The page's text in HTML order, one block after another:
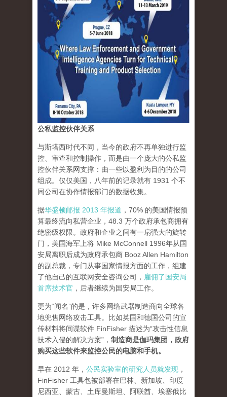
公私监控伙伴关系
与斯塔西时代不同，当今的政府不再单独进行监
控、审查和控制操作，而是由一个庞大的公私监
控伙伴关系网支撑：由一些以盈利为目的的公司
组成。仅仅美国，八年前的记录就有 1931 个不
同公司在协作情报部门的数据收集。
据华盛顿邮报 2013 年报道 ，70% 的美国情报预
算最终流向私营企业，48.3 万个政府承包商拥有
绝密级权限。政府和企业之间有一扇强大的旋转
门，美国海军上将 Mike McConnell 1996年从国
安局离职后成为政府承包商 Booz Allen Hamilton
的副总裁，专门从事国家情报方面的工作，组建
了他自己的互联网安全咨询公司， 雇佣了国安局
首席技术官 ，后者继续为国安局工作。
更为“闻名”的是，许多网络武器制造商向全球各
地兜售网络攻击工具。比如英国和德国公司的宣
传材料将间谍软件 FinFisher 描述为“攻击性信息
技术入侵的解决方案”， 制造商是伽玛集团，政府
购买这些软件来监控公民的电脑和手机。
早在 2012 年， 公民实验室的研究人员就发现 ，
FinFisher 工具包被部署在巴林、新加坡、印度
尼西亚、蒙古、土库曼斯坦、阿联酋、埃塞俄比